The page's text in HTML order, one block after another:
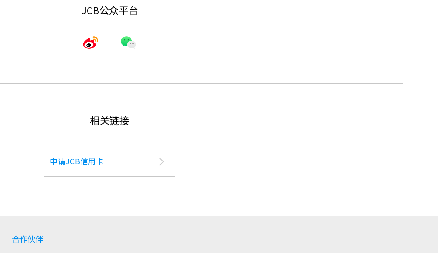
JCB公众平台
相关链接
申请JCB信用卡
合作伙伴